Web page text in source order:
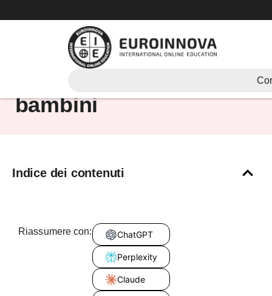
al
l’universo per i
bambini
Indice dei contenuti
Riassumere con: ChatGPT
Perplexity
Claude